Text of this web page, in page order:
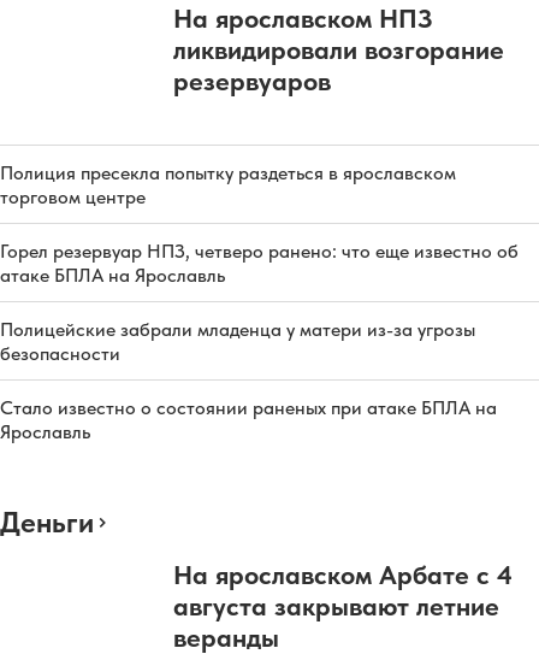
На ярославском НПЗ
ликвидировали возгорание
резервуаров
Полиция пресекла попытку раздеться в ярославском
торговом центре
Горел резервуар НПЗ, четверо ранено: что еще известно об
атаке БПЛА на Ярославль
Полицейские забрали младенца у матери из-за угрозы
безопасности
Стало известно о состоянии раненых при атаке БПЛА на
Ярославль
Деньги
На ярославском Арбате с 4
августа закрывают летние
веранды